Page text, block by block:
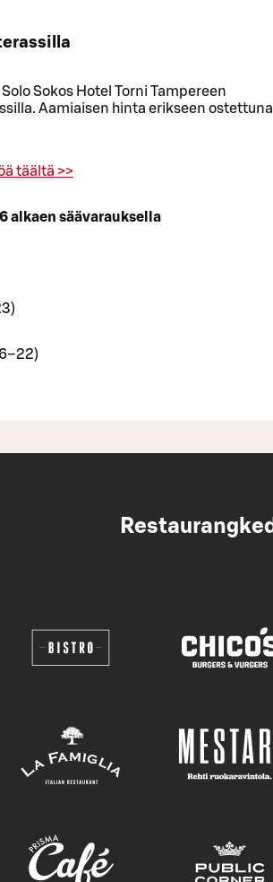
Sokos Hotel Torni Tampereen
Aamiaisen hinta erikseen
täältä >>
alkaen säävarauksella